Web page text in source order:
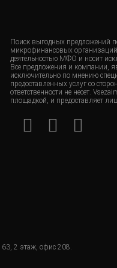
Поиск выгодных предложений
микрофинансовых
деятельностью МФО и носит
Все предложения и компании,
исключительно по мнению
предоставленных услуг со
ответственности не несет.
площадкой, и предоставляет
2 этаж, офис 208.